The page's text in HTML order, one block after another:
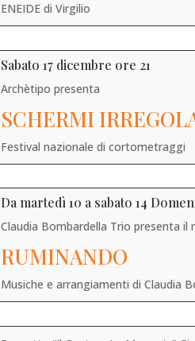
ENEIDE di Virgilio
Sabato 17 dicembre ore 21
Archètipo presenta
SCHERMI
Festival nazionale di cortometraggi
Da martedì 10 a sabato 14
Claudia Bombardella Trio presenta il
RUMINANDO
Musiche e arrangiamenti di Claudia